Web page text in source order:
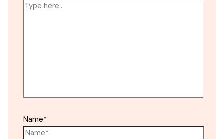
Name*